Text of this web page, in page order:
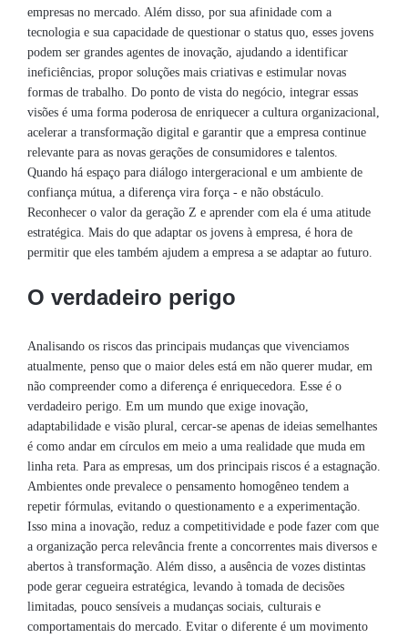
empresas no mercado. Além disso, por sua afinidade com a
tecnologia e sua capacidade de questionar o status quo, esses jovens
podem ser grandes agentes de inovação, ajudando a identificar
ineficiências, propor soluções mais criativas e estimular novas
formas de trabalho. Do ponto de vista do negócio, integrar essas
visões é uma forma poderosa de enriquecer a cultura organizacional,
acelerar a transformação digital e garantir que a empresa continue
relevante para as novas gerações de consumidores e talentos.
Quando há espaço para diálogo intergeracional e um ambiente de
confiança mútua, a diferença vira força - e não obstáculo.
Reconhecer o valor da geração Z e aprender com ela é uma atitude
estratégica. Mais do que adaptar os jovens à empresa, é hora de
permitir que eles também ajudem a empresa a se adaptar ao futuro.
O verdadeiro perigo
Analisando os riscos das principais mudanças que vivenciamos
atualmente, penso que o maior deles está em não querer mudar, em
não compreender como a diferença é enriquecedora. Esse é o
verdadeiro perigo. Em um mundo que exige inovação,
adaptabilidade e visão plural, cercar-se apenas de ideias semelhantes
é como andar em círculos em meio a uma realidade que muda em
linha reta. Para as empresas, um dos principais riscos é a estagnação.
Ambientes onde prevalece o pensamento homogêneo tendem a
repetir fórmulas, evitando o questionamento e a experimentação.
Isso mina a inovação, reduz a competitividade e pode fazer com que
a organização perca relevância frente a concorrentes mais diversos e
abertos à transformação. Além disso, a ausência de vozes distintas
pode gerar cegueira estratégica, levando à tomada de decisões
limitadas, pouco sensíveis a mudanças sociais, culturais e
comportamentais do mercado. Evitar o diferente é um movimento